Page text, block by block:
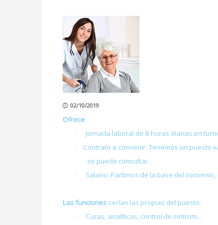
02/10/2019
Ofrece:
·
Jornada laboral de 8 horas diarias en
·
Contrato a convenir. Tenemos un puesto
se puede consultar.
·
Salario. Partimos de la base del
Las funciones serían las propias del puesto:
·
Curas, analíticas, control de sintrom…